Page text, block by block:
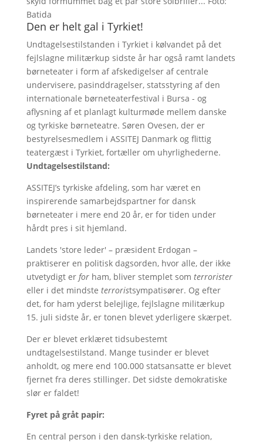
Batida
Den er helt gal i Tyrkiet!
Undtagelsestilstanden i Tyrkiet i kølvandet på det
fejlslagne militærkup sidste år har også ramt landets
børneteater i form af afskedigelser af centrale
undervisere, pasinddragelser, statsstyring af den
internationale børneteaterfestival i Bursa - og
aflysning af et planlagt kulturmøde mellem danske
og tyrkiske børneteatre. Søren Ovesen, der er
bestyrelsesmedlem i ASSITEJ Danmark og flittig
teatergæst i Tyrkiet, fortæller om uhyrlighederne.
Undtagelsestilstand:
ASSITEJ’s tyrkiske afdeling, som har været en
inspirerende samarbejdspartner for dansk
børneteater i mere end 20 år, er for tiden under
hårdt pres i sit hjemland.
Landets 'store leder' – præsident Erdogan –
praktiserer en politisk dagsorden, hvor alle, der ikke
utvetydigt er forham, bliver stemplet som terrorister
eller i det mindste terroristsympatisører. Og efter
det, for ham yderst belejlige, fejlslagne militærkup
15. juli sidste år, er tonen blevet yderligere skærpet.
Der er blevet erklæret tidsubestemt
undtagelsestilstand. Mange tusinder er blevet
anholdt, og mere end 100.000 statsansatte er blevet
fjernet fra deres stillinger. Det sidste demokratiske
slør er faldet!
Fyret på gråt papir:
En central person i den dansk-tyrkiske relation,